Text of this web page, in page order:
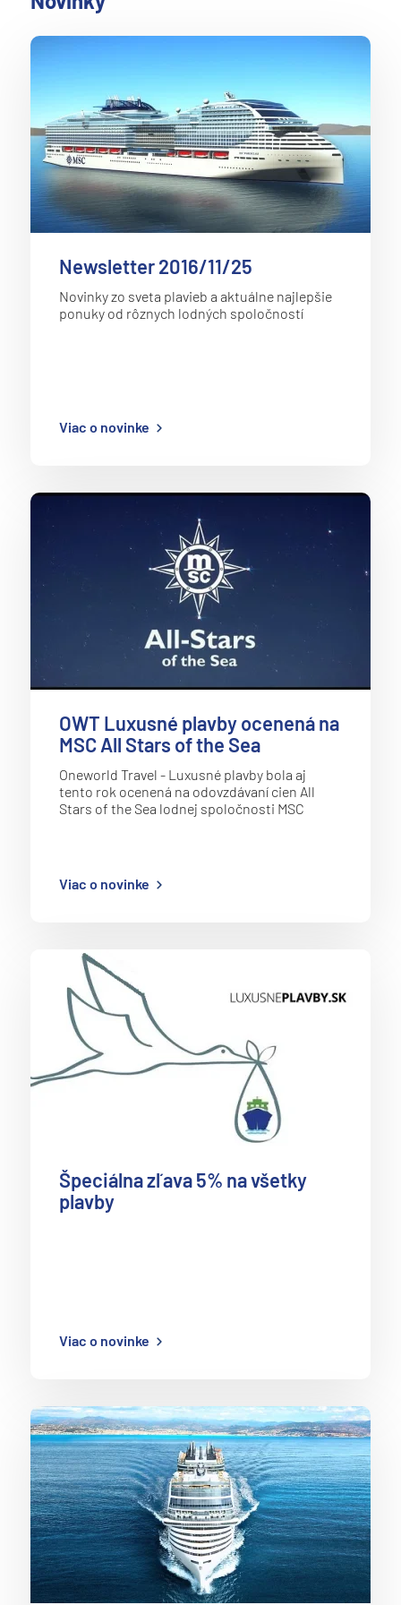
Newsletter 2016/11/25
Novinky zo sveta plavieb a aktuálne najlepšie
ponuky od rôznych lodných spoločností
Viac o novinke
OWT Luxusné plavby ocenená na
MSC All Stars of the Sea
Oneworld Travel - Luxusné plavby bola aj
tento rok ocenená na odovzdávaní cien All
Stars of the Sea lodnej spoločnosti MSC
Viac o novinke
Špeciálna zľava 5% na všetky
plavby
Viac o novinke